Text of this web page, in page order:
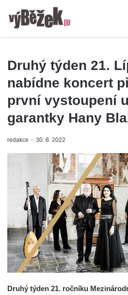
Druhý týden 21.
nabídne koncert
první vystoupení
garantky Hany
redakce 30. 8. 2022
Druhý týden 21. ročníku